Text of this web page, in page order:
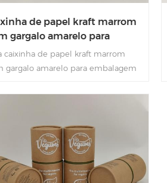
de papel kraft marrom
gargalo amarelo para
de chá
caixinha de papel kraft marrom
gargalo amarelo para embalagem
extravagante e dentro é com
que é bastante
adequado para
de chá.